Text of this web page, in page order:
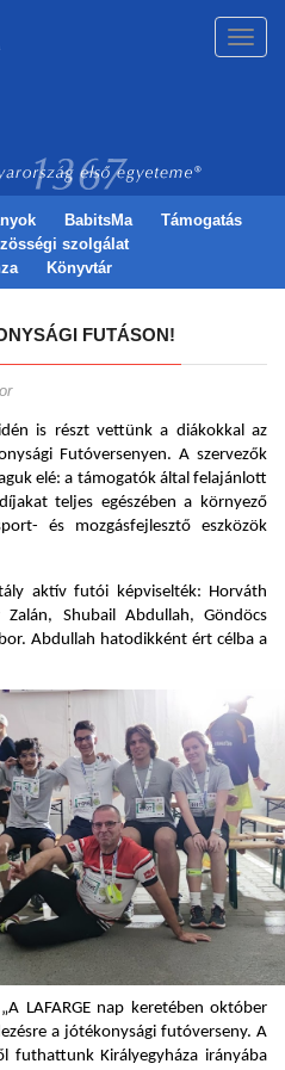
BabitsMa
Támogatás
szolgálat
Könyvtár
FUTÁSON!
is részt vettünk a diákokkal az
Futóversenyen. A szervezők
elé: a támogatók által felajánlott
teljes egészében a környező
és mozgásfejlesztő eszközök
aktív futói képviselték: Horváth
Shubail Abdullah, Göndöcs
Abdullah hatodikként ért célba a
LAFARGE nap keretében október
a jótékonysági futóverseny. A
futhattunk Királyegyháza irányába